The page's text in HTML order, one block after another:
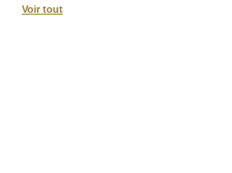
Voir tout